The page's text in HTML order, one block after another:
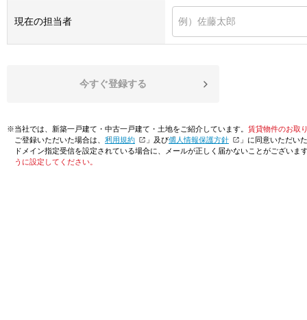
現在の担当者
今すぐ登録する
※当社では、新築一戸建て・中古一戸建て・土地をご紹介しています。 賃貸物件のお取
ご登録いただいた場合は、「利用規約 」及び「個人情報保護方針
」に同意いただい
ドメイン指定受信を設定されている場合に、メールが正しく届かないことがございます
うに設定してください。